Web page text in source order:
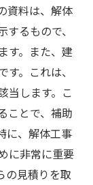
資料は、解体
るもので、
す。また、建
。これは、
当します。こ
ことで、補助
に、解体工事
に非常に重要
の見積りを取